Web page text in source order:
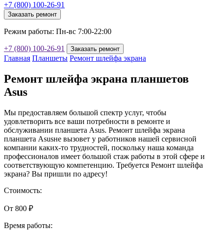
+7 (800) 100-26-91
Заказать ремонт
Режим работы: Пн-вс 7:00-22:00
+7 (800) 100-26-91 Заказать ремонт
Главная Планшеты Ремонт шлейфа экрана
Ремонт шлейфа экрана планшетов
Asus
Мы предоставляем большой спектр услуг, чтобы
удовлетворить все ваши потребности в ремонте и
обслуживании планшета Asus. Ремонт шлейфа экрана
планшета Asusне вызовет у работников нашей сервисной
компании каких-то трудностей, поскольку наша команда
профессионалов имеет большой стаж работы в этой сфере и
соответствующую компетенцию. Требуется Ремонт шлейфа
экрана? Вы пришли по адресу!
Стоимость:
От 800 ₽
Время работы: